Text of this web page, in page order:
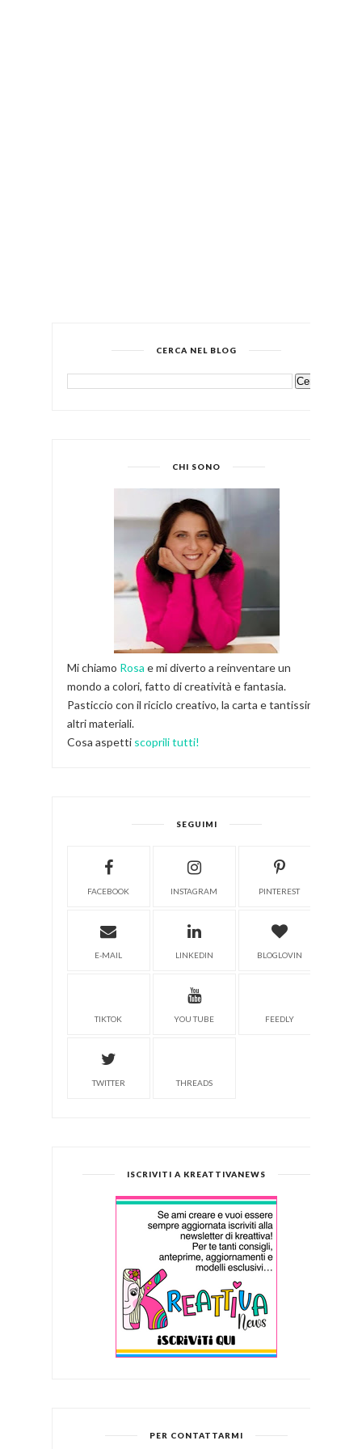
CERCA NEL BLOG
CHI SONO
Mi chiamo Rosa e mi diverto a reinventare un
mondo a colori, fatto di creatività e fantasia.
Pasticcio con il riciclo creativo, la carta e tantissimi
altri materiali.
Cosa aspetti scoprili tutti!
SEGUIMI
FACEBOOK INSTAGRAM PINTEREST
E-MAIL LINKEDIN BLOGLOVIN
TIKTOK YOU TUBE FEEDLY
TWITTER THREADS
ISCRIVITI A KREATTIVANEWS
PER CONTATTARMI